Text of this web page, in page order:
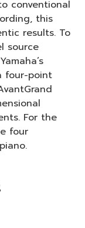
conventional
this
results. To
source
four-point
For the
four